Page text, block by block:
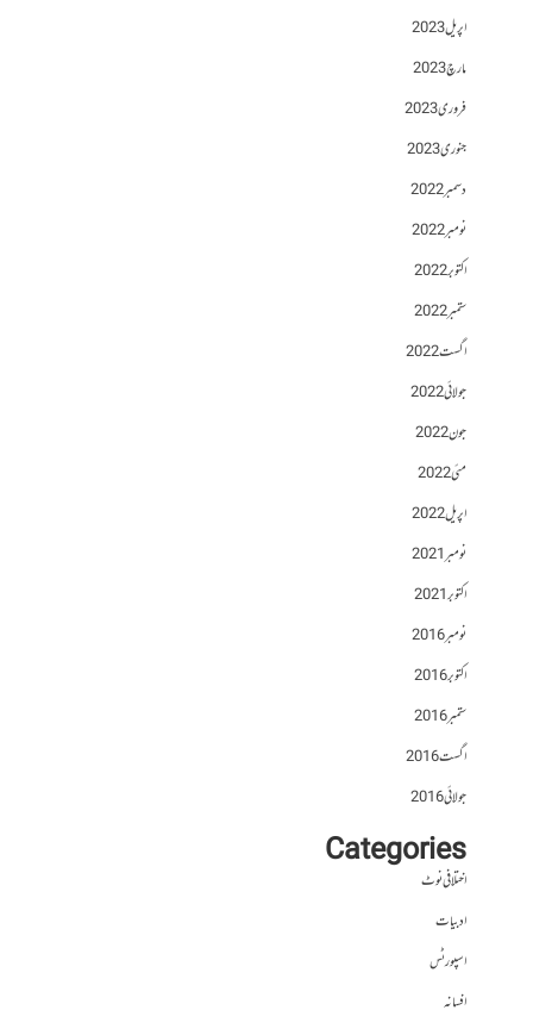
اپریل 2023
مارچ 2023
فروری 2023
جنوری 2023
دسمبر 2022
نومبر 2022
اکتوبر 2022
ستمبر 2022
اگست 2022
جولائی 2022
جون 2022
مئی 2022
اپریل 2022
نومبر 2021
اکتوبر 2021
نومبر 2016
اکتوبر 2016
ستمبر 2016
اگست 2016
جولائی 2016
Categories
اختلافی نوٹ
ادبیات
اسپورٹس
افسانہ